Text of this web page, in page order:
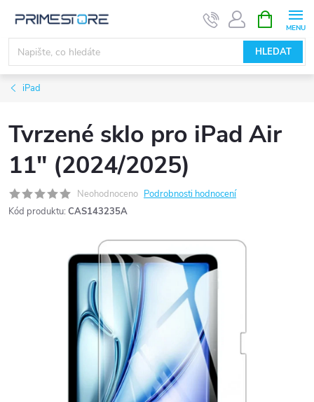
obsah
HLEDAT
NÁKUPNÍ
KOŠÍK
iPad
Tvrzené sklo pro iPad Air
11" (2024/2025)
Neohodnoceno Podrobnosti hodnocení
Kód produktu: CAS143235A